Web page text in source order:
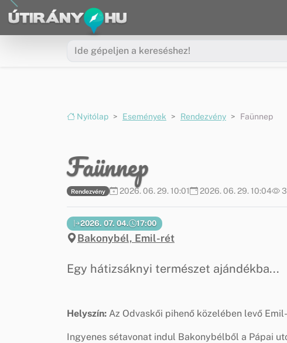
Ugrás a menüre
Ugrás a tartalomra
Nyitólap Események Rendezvény Faünnep
Faünnep
Rendezvény 2026. 06. 29. 10:01 2026. 06. 29. 10:04
2026. 07. 04. 17:00
Bakonybél, Emil-rét
Egy hátizsáknyi természet ajándékba...
Helyszín: Az Odvaskői pihenő közelében levő
Ingyenes sétavonat indul Bakonybélből a Pápai